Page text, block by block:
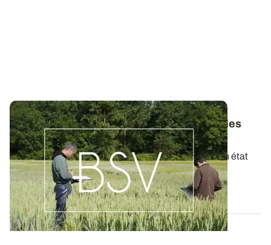
Bulletins de Santé du Végétal - Consultez les
derniers BSV de votre région
Ces bulletins, publiés chaque semaine, dressent un état
des lieux exhaustif des cultures...
19 MAI 2026